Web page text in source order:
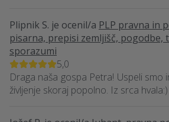
Plipnik S. je ocenil/a PLP pravna in
pisarna, prepisi zemljišč, pogodbe,
sporazumi
5,0
Draga naša gospa Petra! Uspeli smo
življenje skoraj popolno. Iz srca